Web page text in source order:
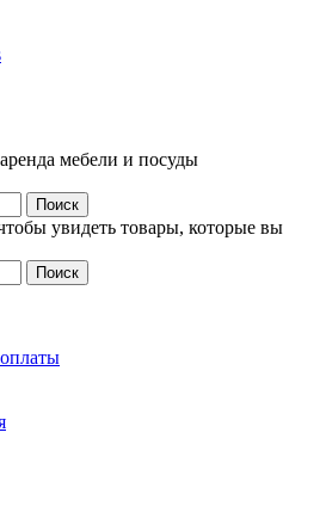
мебели и посуды
Поиск
увидеть товары, которые вы
Поиск